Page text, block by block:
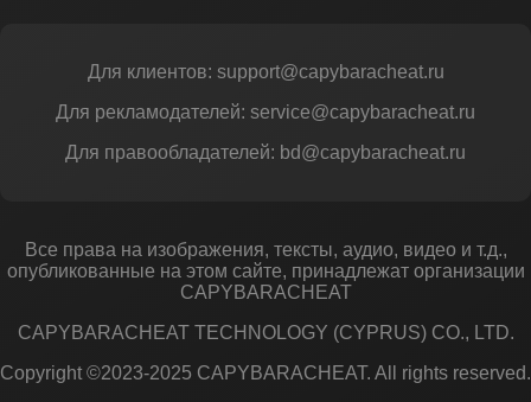
Для клиентов: support@capybaracheat.ru
Для рекламодателей: service@capybaracheat.ru
Для правообладателей: bd@capybaracheat.ru
Все права на изображения, тексты, аудио, видео и т.д.,
опубликованные на этом сайте, принадлежат организации
CAPYBARACHEAT
CAPYBARACHEAT TECHNOLOGY (CYPRUS) CO., LTD.
Copyright ©2023-2025 CAPYBARACHEAT. All rights reserved.